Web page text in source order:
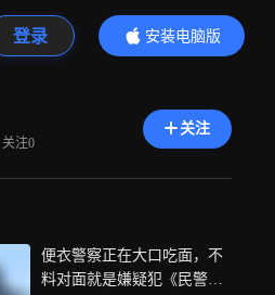
登录
安装电脑版
内容更精彩
关注0
关注
便衣警察正在大口吃面，不
料对面就是嫌疑犯《民警老